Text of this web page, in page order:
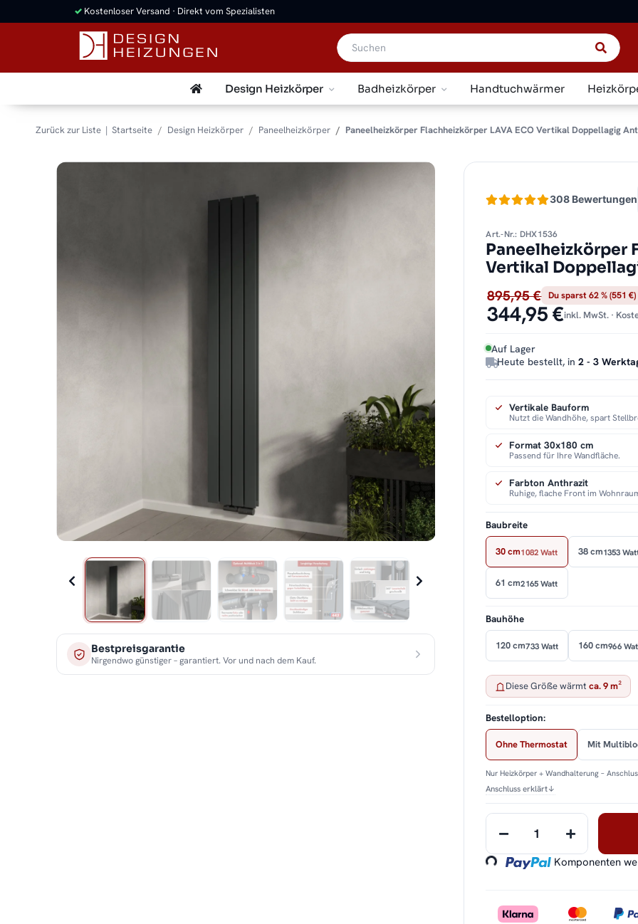
✓ Kostenloser Versand · Direkt vom Spezialisten
Design Heizkörper Badheizkörper Handtuchwärmer
Zurück zur Liste Startseite Design Heizkörper Paneelheizkörper Paneelheizkörper Flachheizkörper LAVA ECO Vertikal Doppellagig
Bestpreisgarantie
Nirgendwo günstiger – garantiert. Vor und nach dem Kauf.
308 Bewertungen
Art.-Nr.: DHX1536
Paneelheizkörper
Vertikal
895,95 € Du sparst 62 % (551 €)
344,95 €inkl. MwSt. ·
Auf Lager
Heute bestellt, in2 - 3
Vertikale Bauform
Nutzt die Wandhöhe, spart
Format 30x180 cm
Passend für Ihre Wandfläche.
Farbton Anthrazit
Ruhige, flache Front im
Baubreite
30 cm1082 Watt 38 cm1353
61 cm2165 Watt
Bauhöhe
120 cm733 Watt 160 cm966
Diese Größe wärmtca. 9 m²
Bestelloption:
Ohne Thermostat Mit
Nur Heizkörper + Wandhalterung –
Anschluss erklärt↓
Loading... Komponenten